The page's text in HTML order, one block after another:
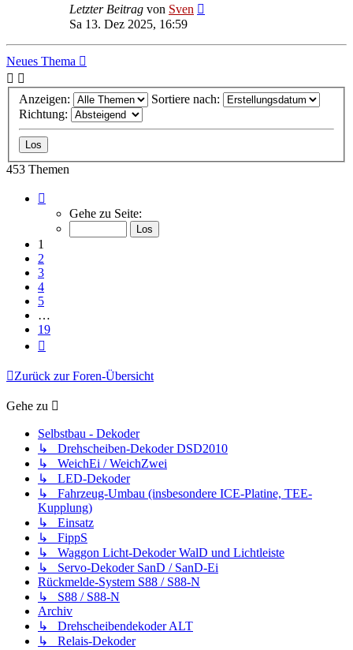
Letzter Beitrag von Sven
Sa 13. Dez 2025, 16:59
Neues Thema
Anzeigen:
Sortiere nach:
Richtung:
453 Themen
von
Gehe zu Seite:
1
2
3
4
5
…
19
Zurück zur Foren-Übersicht
Gehe zu
Selbstbau - Dekoder
↳ Drehscheiben-Dekoder DSD2010
↳ WeichEi / WeichZwei
↳ LED-Dekoder
↳ Fahrzeug-Umbau (insbesondere ICE-Platine, TEE-
Kupplung)
↳ Einsatz
↳ FippS
↳ Waggon Licht-Dekoder WalD und Lichtleiste
↳ Servo-Dekoder SanD / SanD-Ei
Rückmelde-System S88 / S88-N
↳ S88 / S88-N
Archiv
↳ Drehscheibendekoder ALT
↳ Relais-Dekoder